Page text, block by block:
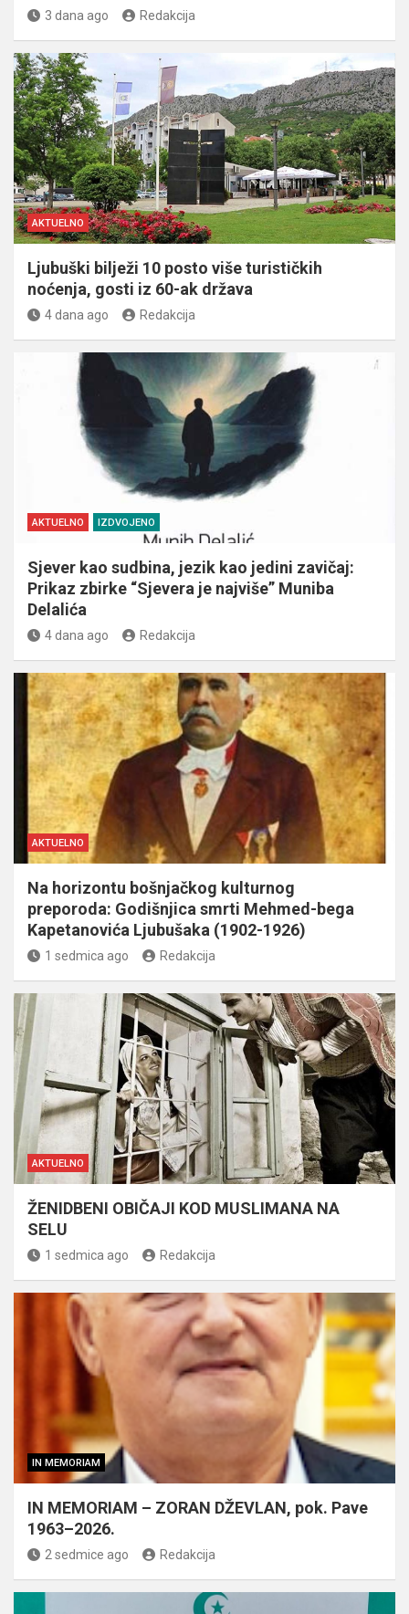
3 dana ago Redakcija
AKTUELNO
Ljubuški bilježi 10 posto više turističkih
noćenja, gosti iz 60-ak država
4 dana ago Redakcija
AKTUELNO IZDVOJENO
Sjever kao sudbina, jezik kao jedini zavičaj:
Prikaz zbirke “Sjevera je najviše” Muniba
Delalića
4 dana ago Redakcija
AKTUELNO
Na horizontu bošnjačkog kulturnog
preporoda: Godišnjica smrti Mehmed-bega
Kapetanovića Ljubušaka (1902-1926)
1 sedmica ago Redakcija
AKTUELNO
ŽENIDBENI OBIČAJI KOD MUSLIMANA NA
SELU
1 sedmica ago Redakcija
IN MEMORIAM
IN MEMORIAM – ZORAN DŽEVLAN, pok. Pave
1963–2026.
2 sedmice ago Redakcija